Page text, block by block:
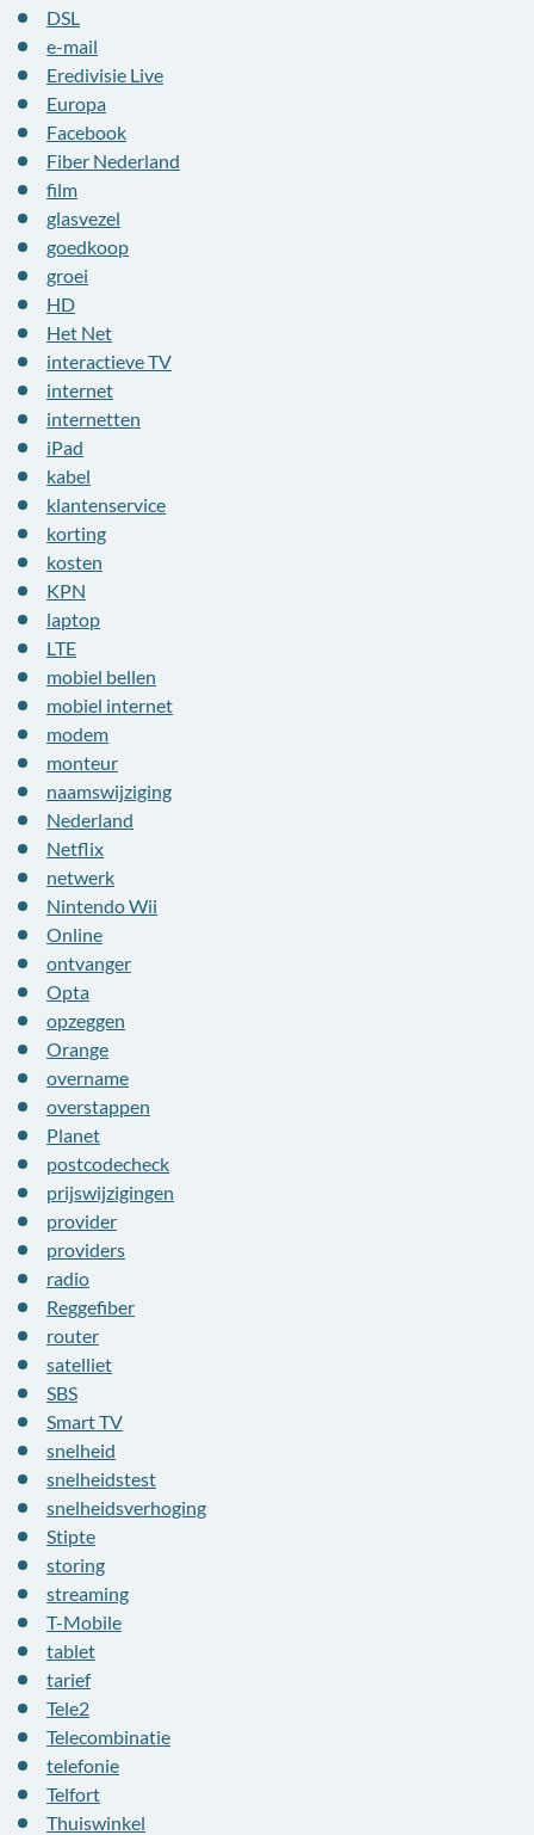
DSL
e-mail
Eredivisie Live
Europa
Facebook
Fiber Nederland
film
glasvezel
goedkoop
groei
HD
Het Net
interactieve TV
internet
internetten
iPad
kabel
klantenservice
korting
kosten
KPN
laptop
LTE
mobiel bellen
mobiel internet
modem
monteur
naamswijziging
Nederland
Netflix
netwerk
Nintendo Wii
Online
ontvanger
Opta
opzeggen
Orange
overname
overstappen
Planet
postcodecheck
prijswijzigingen
provider
providers
radio
Reggefiber
router
satelliet
SBS
Smart TV
snelheid
snelheidstest
snelheidsverhoging
Stipte
storing
streaming
T-Mobile
tablet
tarief
Tele2
Telecombinatie
telefonie
Telfort
Thuiswinkel